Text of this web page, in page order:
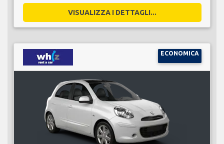
VISUALIZZA I DETTAGLI...
ECONOMICA